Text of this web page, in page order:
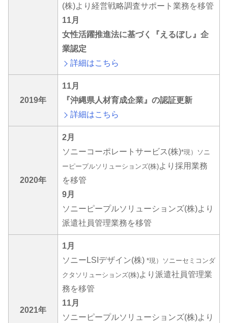
(株)より経営戦略調査サポート業務を移管
11月
女性活躍推進法に基づく『えるぼし』企
業認定
詳細はこちら
2019年
11月
『沖縄県人材育成企業』の認証更新
詳細はこちら
2020年
2月
ソニーコーポレートサービス(株)*現）ソニ
ーピープルソリューションズ(株)より採用業務
を移管
9月
ソニーピープルソリューションズ(株)より
派遣社員管理業務を移管
2021年
1月
ソニーLSIデザイン(株) *現）ソニーセミコンダ
クタソリューションズ(株)より派遣社員管理業
務を移管
11月
ソニーピープルソリューションズ(株)より